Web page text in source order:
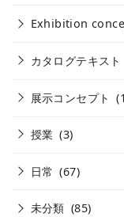
Exhibition
カタログテキスト
展示コンセプト
授業 (3)
日常 (67)
未分類 (85)